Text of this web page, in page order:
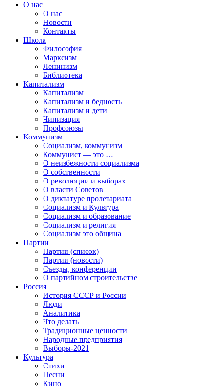
О нас
О нас
Новости
Контакты
Школа
Философия
Марксизм
Ленинизм
Библиотека
Капитализм
Капитализм
Капитализм и бедность
Капитализм и дети
Чипизация
Профсоюзы
Коммунизм
Социализм, коммунизм
Коммунист — это …
О неизбежности социализма
О собственности
О революции и выборах
О власти Советов
О диктатуре пролетариата
Социализм и Культура
Социализм и образование
Социализм и религия
Социализм это община
Партии
Партии (список)
Партии (новости)
Съезды, конференции
О партийном строительстве
Россия
История СССР и России
Люди
Аналитика
Что делать
Традиционные ценности
Народные предприятия
Выборы-2021
Культура
Стихи
Песни
Кино